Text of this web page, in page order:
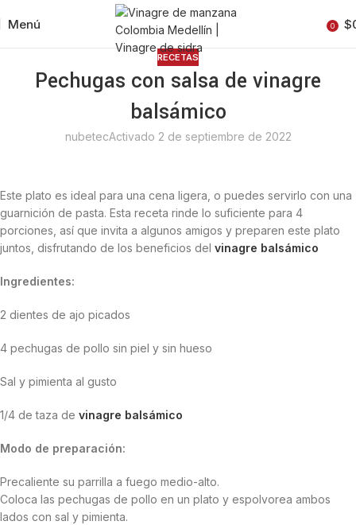
Menú 0 $
RECETAS
Pechugas con salsa de vinagre
balsámico
nubetecActivado 2 de septiembre de 2022
Este plato es ideal para una cena ligera, o puedes servirlo con una
guarnición de pasta. Esta receta rinde lo suficiente para 4
porciones, así que invita a algunos amigos y preparen este plato
juntos, disfrutando de los beneficios del vinagre balsámico
Ingredientes:
2 dientes de ajo picados
4 pechugas de pollo sin piel y sin hueso
Sal y pimienta al gusto
1/4 de taza de vinagre balsámico
Modo de preparación:
Precaliente su parrilla a fuego medio-alto.
Coloca las pechugas de pollo en un plato y espolvorea ambos
lados con sal y pimienta.